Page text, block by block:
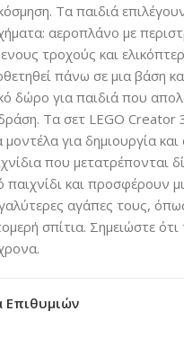
Τα παιδιά
αεροπλάνο με
τροχούς και
πάνω σε μια βάση
δώρο για παιδιά που
Τα σετ LEGO Creator
για δημιουργία
που μετατρέπονται
και προσφέρουν
αγάπες τους,
σπίτια. Σημειώστε
Επιθυμιών